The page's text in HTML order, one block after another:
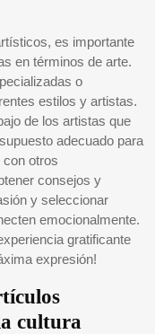
es importante
en términos de arte.
o
estilos y artistas.
de los artistas que
adecuado para
otros
consejos y
y seleccionar
emocionalmente.
gratificante
expresión!
cultura